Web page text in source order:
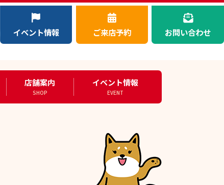
イベント情報 ご来店予約 お問い合わせ
店舗案内
SHOP
イベント情報
EVENT